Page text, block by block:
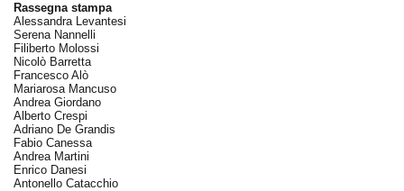
Rassegna stampa
Alessandra Levantesi
Serena Nannelli
Filiberto Molossi
Nicolò Barretta
Francesco Alò
Mariarosa Mancuso
Andrea Giordano
Alberto Crespi
Adriano De Grandis
Fabio Canessa
Andrea Martini
Enrico Danesi
Antonello Catacchio